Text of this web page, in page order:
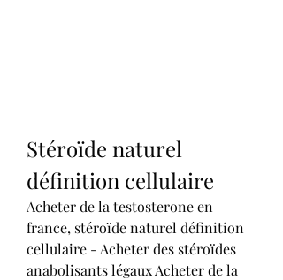
Stéroïde naturel
définition cellulaire
Acheter de la testosterone en
france, stéroïde naturel définition
cellulaire - Acheter des stéroïdes
anabolisants légaux Acheter de la